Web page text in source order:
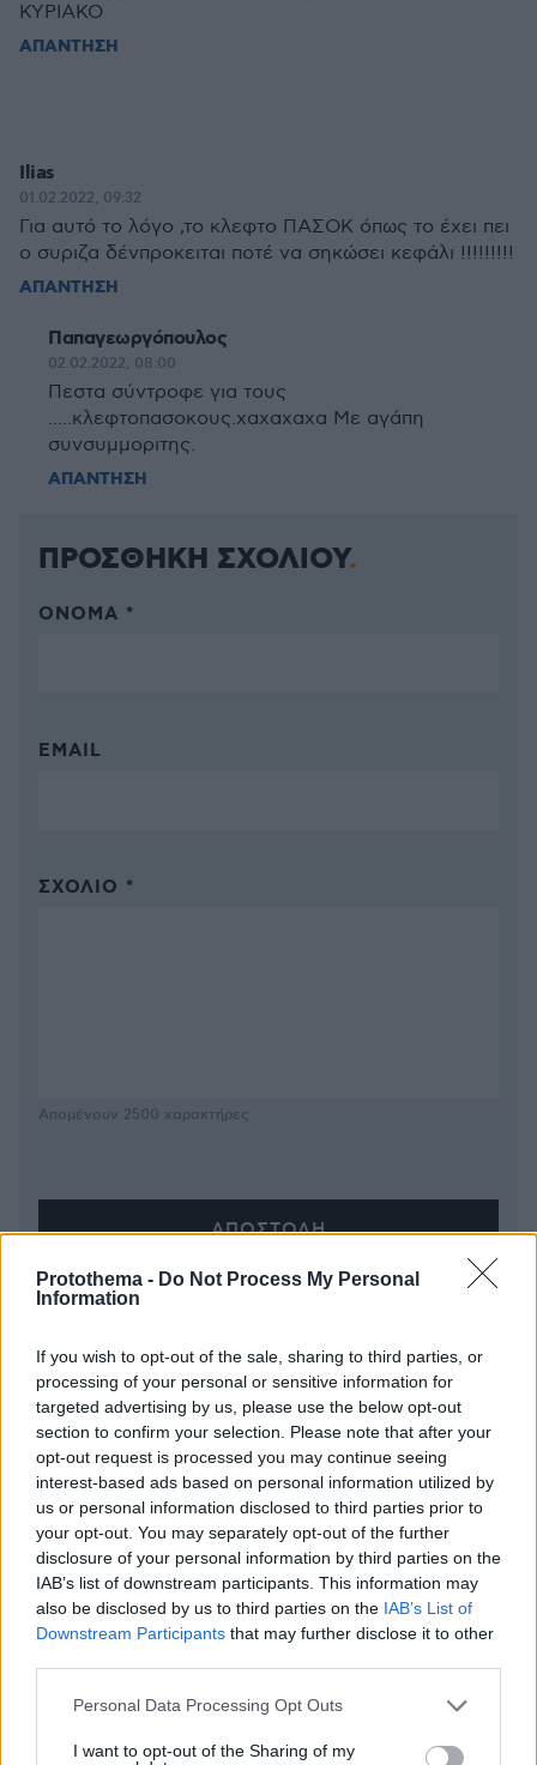
Protothema - Do Not Process My Personal
Information
If you wish to opt-out of the sale, sharing to third parties, or
processing of your personal or sensitive information for
targeted advertising by us, please use the below opt-out
section to confirm your selection. Please note that after your
opt-out request is processed you may continue seeing
interest-based ads based on personal information utilized by
us or personal information disclosed to third parties prior to
your opt-out. You may separately opt-out of the further
disclosure of your personal information by third parties on the
IAB’s list of downstream participants. This information may
also be disclosed by us to third parties on the IAB’s List of
Downstream Participants that may further disclose it to other
Please note that this website/app uses one or more Google
not limited to your visit or usage behaviour. You may click to
Personal Data Processing Opt Outs
I want to opt-out of the Sharing of my
ΚΥΡΙΑΚΟ
ΑΠΑΝΤΗΣΗ
Ilias
01.02.2022, 09:32
Για αυτό το λόγο ,το κλεφτο ΠΑΣΟΚ όπως το έχει πει
ο συριζα δένπροκειται ποτέ να σηκώσει κεφάλι !!!!!!!!!
ΑΠΑΝΤΗΣΗ
Παπαγεωργόπουλος
02.02.2022, 08:00
Πεστα σύντροφε για τους
.....κλεφτοπασοκους.χαχαχαχα Με αγάπη
συνσυμμοριτης.
ΑΠΑΝΤΗΣΗ
ΠΡΟΣΘΗΚΗ ΣΧΟΛΙΟΥ
ΌΝΟΜΑ *
EMAIL
ΣΧΌΛΙΟ *
Απομένουν 2500 χαρακτήρες
ΡΟΗ ΕΙΔΗΣΕΩΝ
Ειδήσεις Δημοφιλή Σχολιασμένα
ΔΕΘ: «Ανέβηκε» ο διαγωνισμός των 165 εκατ. ευρώ για
τη μεγάλη ανάπλαση, δείτε φωτογραφίες
πριν 6 λεπτά
«Νόμιζα ότι ήταν νεκρός»: Η απίστευτη ιστορία του
πριν 9 λεπτά
Ομάδα Ρώσων χάκερ που συνδέεται με το Κρεμλίνο